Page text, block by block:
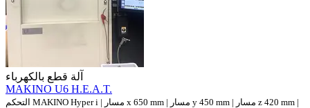
آلة قطع بالكهرباء
MAKINO U6 H.E.A.T.
التحكم MAKINO Hyper i | مسار x 650 mm | مسار y 450 mm | مسار z 420 mm |